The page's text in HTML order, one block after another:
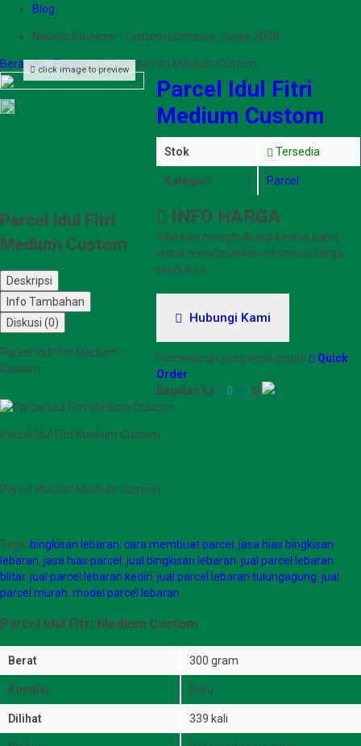
Blog
Nabata Souvenir - Custom Istimewa , Sejak 2008 .
Beranda»Parcel»Parcel Idul Fitri Medium Custom
click image to preview
Parcel Idul Fitri
Medium Custom
Stok Tersedia
Kategori Parcel
INFO HARGA
Silahkan menghubungi kontak kami
untuk mendapatkan informasi harga
produk ini.
Hubungi Kami
Pemesanan yang lebih cepat!
Quick
Order
Bagikan ke
Parcel Idul Fitri
Medium Custom
Deskripsi
Info Tambahan
Diskusi (0)
Parcel Idul Fitri Medium
Custom
Parcel Idul Fitri Medium Custom
Parcel Idul Fitri Medium Custom
Tags: bingkisan lebaran, cara membuat parcel , jasa hias bingkisan
lebaran, jasa hias parcel , jual bingkisan lebaran, jual parcel lebaran
blitar, jual parcel lebaran kediri, jual parcel lebaran tulungagung, jual
parcel murah, model parcel lebaran
Parcel Idul Fitri Medium Custom
Berat 300 gram
Kondisi Baru
Dilihat 339 kali